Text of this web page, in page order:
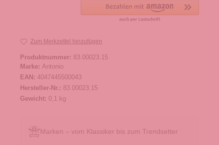
Zum Merkzettel hinzufügen
Produktnummer: 83.00023.15
Marke: Antonio
EAN: 4047445500043
Hersteller-Nr.: 83.00023.15
Gewicht: 0,1 kg
Marken – vom Klassiker bis zum Trendsetter